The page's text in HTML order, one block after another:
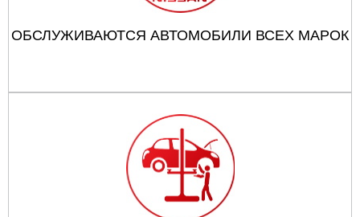
ОБСЛУЖИВАЮТСЯ АВТОМОБИЛИ ВСЕХ МАРОК